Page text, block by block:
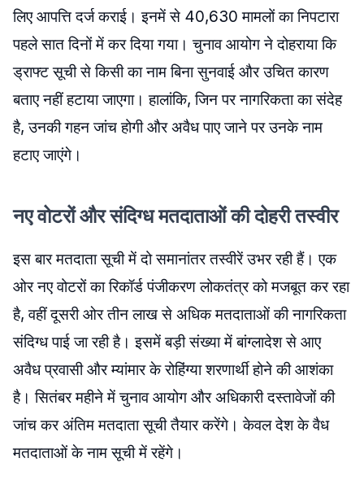
लिए आपत्ति दर्ज कराई। इनमें से 40,630 मामलों का निपटारा
पहले सात दिनों में कर दिया गया। चुनाव आयोग ने दोहराया कि
ड्राफ्ट सूची से किसी का नाम बिना सुनवाई और उचित कारण
बताए नहीं हटाया जाएगा। हालांकि, जिन पर नागरिकता का संदेह
है, उनकी गहन जांच होगी और अवैध पाए जाने पर उनके नाम
हटाए जाएंगे।
नए वोटरों और संदिग्ध मतदाताओं की दोहरी तस्वीर
इस बार मतदाता सूची में दो समानांतर तस्वीरें उभर रही हैं। एक
ओर नए वोटरों का रिकॉर्ड पंजीकरण लोकतंत्र को मजबूत कर रहा
है, वहीं दूसरी ओर तीन लाख से अधिक मतदाताओं की नागरिकता
संदिग्ध पाई जा रही है। इसमें बड़ी संख्या में बांग्लादेश से आए
अवैध प्रवासी और म्यांमार के रोहिंग्या शरणार्थी होने की आशंका
है। सितंबर महीने में चुनाव आयोग और अधिकारी दस्तावेजों की
जांच कर अंतिम मतदाता सूची तैयार करेंगे। केवल देश के वैध
मतदाताओं के नाम सूची में रहेंगे।